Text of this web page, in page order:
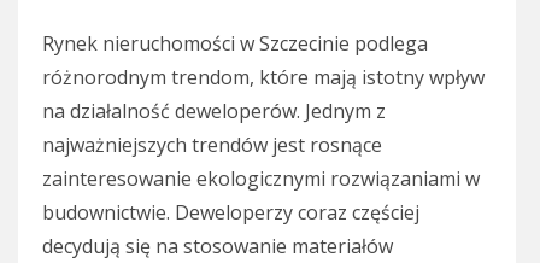
Rynek nieruchomości w Szczecinie podlega
różnorodnym trendom, które mają istotny wpływ
na działalność deweloperów. Jednym z
najważniejszych trendów jest rosnące
zainteresowanie ekologicznymi rozwiązaniami w
budownictwie. Deweloperzy coraz częściej
decydują się na stosowanie materiałów